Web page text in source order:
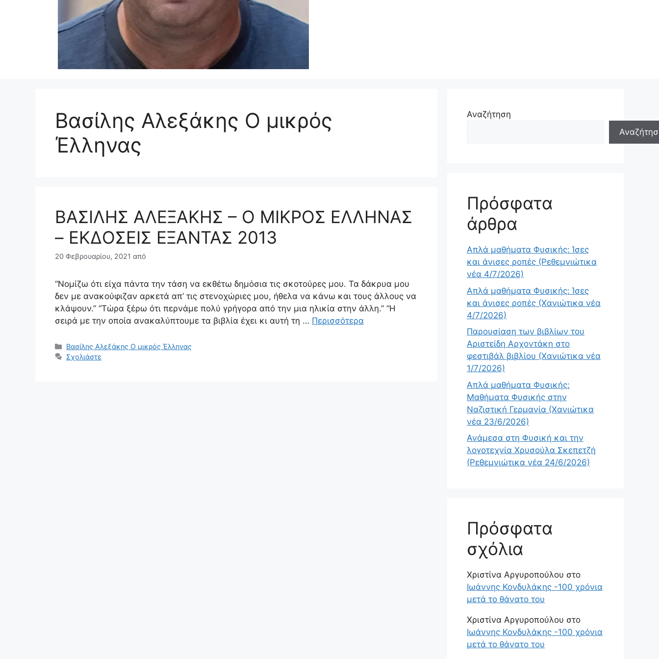
Βασίλης Αλεξάκης Ο μικρός
Έλληνας
ΒΑΣΙΛΗΣ ΑΛΕΞΑΚΗΣ – Ο ΜΙΚΡΟΣ ΕΛΛΗΝΑΣ
– ΕΚΔΟΣΕΙΣ ΕΞΑΝΤΑΣ 2013
20 Φεβρουαρίου, 2021 από
“Νομίζω ότι είχα πάντα την τάση να εκθέτω δημόσια τις σκοτούρες μου. Τα δάκρυα μου
δεν με ανακούφιζαν αρκετά απ’ τις στενοχώριες μου, ήθελα να κάνω και τους άλλους να
κλάψουν.” “Τώρα ξέρω ότι περνάμε πολύ γρήγορα από την μια ηλικία στην άλλη.” “Η
σειρά με την οποία ανακαλύπτουμε τα βιβλία έχει κι αυτή τη … Περισσότερα
Κατηγορίες
Βασίλης Αλεξάκης Ο μικρός Έλληνας
Σχολιάστε
Αναζήτηση
Πρόσφατα
άρθρα
Απλά μαθήματα Φυσικής: Ίσες
και άνισες ροπές (Ρεθεμνιώτικα
νέα 4/7/2026)
Απλά μαθήματα Φυσικής: Ίσες
και άνισες ροπές (Χανιώτικα νέα
4/7/2026)
Παρουσίαση των βιβλίων του
Αριστείδη Αρχοντάκη στο
φεστιβάλ βιβλίου (Χανιώτικα νέα
1/7/2026)
Απλά μαθήματα Φυσικής:
Μαθήματα Φυσικής στην
Ναζιστική Γερμανία (Χανιώτικα
νέα 23/6/2026)
Ανάμεσα στη Φυσική και την
λογοτεχνία Χρυσούλα Σκεπετζή
(Ρεθεμνιώτικα νέα 24/6/2026)
Πρόσφατα
σχόλια
Χριστίνα Αργυροπούλου στο
Ιωάννης Κονδυλάκης -100 χρόνια
μετά το θάνατο του
Χριστίνα Αργυροπούλου στο
Ιωάννης Κονδυλάκης -100 χρόνια
μετά το θάνατο του